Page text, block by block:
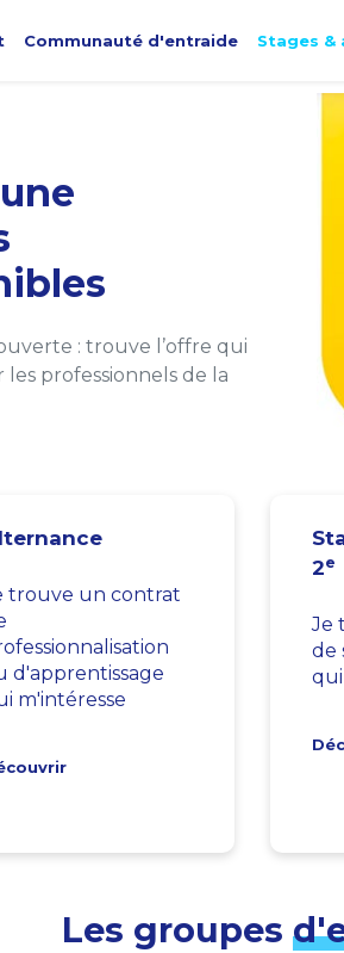
Communauté d'entraide Stages &
: trouve l’offre qui
professionnels de la
trouve un contrat
d'apprentissage
m'intéresse
2e
Je
de
qui
Les groupes